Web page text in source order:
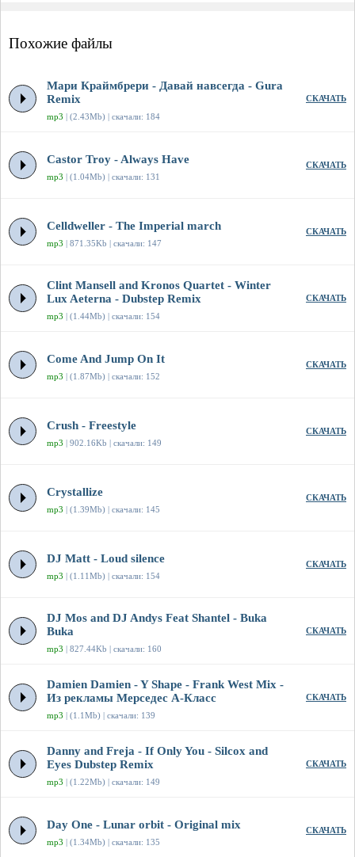
Похожие файлы
Мари Краймбрери - Давай навсегда - Gura
Remix
mp3 | (2.43Mb) | скачали: 184
СКАЧАТЬ
Castor Troy - Always Have
mp3 | (1.04Mb) | скачали: 131
СКАЧАТЬ
Celldweller - The Imperial march
mp3 | 871.35Kb | скачали: 147
СКАЧАТЬ
Clint Mansell and Kronos Quartet - Winter
Lux Aeterna - Dubstep Remix
mp3 | (1.44Mb) | скачали: 154
СКАЧАТЬ
Come And Jump On It
mp3 | (1.87Mb) | скачали: 152
СКАЧАТЬ
Crush - Freestyle
mp3 | 902.16Kb | скачали: 149
СКАЧАТЬ
Crystallize
mp3 | (1.39Mb) | скачали: 145
СКАЧАТЬ
DJ Matt - Loud silence
mp3 | (1.11Mb) | скачали: 154
СКАЧАТЬ
DJ Mos and DJ Andys Feat Shantel - Buka
Buka
mp3 | 827.44Kb | скачали: 160
СКАЧАТЬ
Damien Damien - Y Shape - Frank West Mix -
Из рекламы Мерседес А-Класс
mp3 | (1.1Mb) | скачали: 139
СКАЧАТЬ
Danny and Freja - If Only You - Silcox and
Eyes Dubstep Remix
mp3 | (1.22Mb) | скачали: 149
СКАЧАТЬ
Day One - Lunar orbit - Original mix
mp3 | (1.34Mb) | скачали: 135
СКАЧАТЬ